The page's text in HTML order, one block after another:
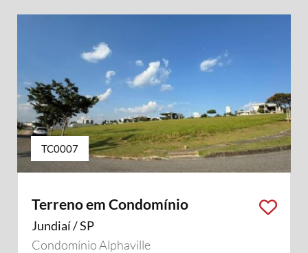
TC0007
Terreno em Condomínio
Jundiaí / SP
Condomínio Alphaville